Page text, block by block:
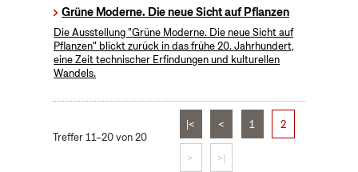
Grüne Moderne. Die neue Sicht auf Pflanzen
Die Ausstellung "Grüne Moderne. Die neue Sicht auf
Pflanzen" blickt zurück in das frühe 20. Jahrhundert,
eine Zeit technischer Erfindungen und kulturellen
Wandels.
Treffer 11–20 von 20
|< < 1 2
> >|